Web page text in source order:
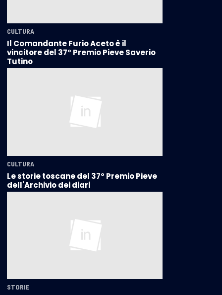
CULTURA
Il Comandante Furio Aceto è il
vincitore del 37° Premio Pieve Saverio
Tutino
CULTURA
Le storie toscane del 37° Premio Pieve
dell'Archivio dei diari
STORIE